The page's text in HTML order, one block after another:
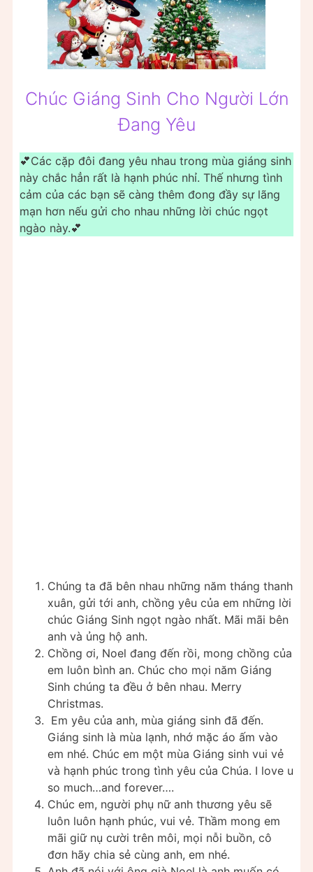
Chúc Giáng Sinh Cho Người Lớn
Đang Yêu
💕Các cặp đôi đang yêu nhau trong mùa giáng sinh
này chắc hẳn rất là hạnh phúc nhỉ. Thế nhưng tình
cảm của các bạn sẽ càng thêm đong đầy sự lãng
mạn hơn nếu gửi cho nhau những lời chúc ngọt
ngào này.💕
Chúng ta đã bên nhau những năm tháng thanh
xuân, gửi tới anh, chồng yêu của em những lời
chúc Giáng Sinh ngọt ngào nhất. Mãi mãi bên
anh và ủng hộ anh.
Chồng ơi, Noel đang đến rồi, mong chồng của
em luôn bình an. Chúc cho mọi năm Giáng
Sinh chúng ta đều ở bên nhau. Merry
Christmas.
Em yêu của anh, mùa giáng sinh đã đến.
Giáng sinh là mùa lạnh, nhớ mặc áo ấm vào
em nhé. Chúc em một mùa Giáng sinh vui vẻ
và hạnh phúc trong tình yêu của Chúa. I love u
so much…and forever….
Chúc em, người phụ nữ anh thương yêu sẽ
luôn luôn hạnh phúc, vui vẻ. Thầm mong em
mãi giữ nụ cười trên môi, mọi nỗi buồn, cô
đơn hãy chia sẻ cùng anh, em nhé.